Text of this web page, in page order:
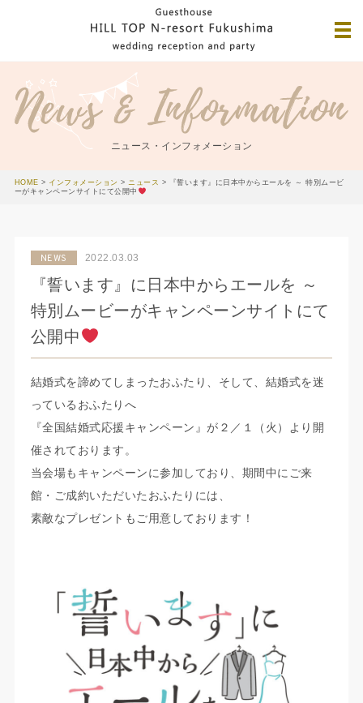
ニュース・インフォメーション
HOME > インフォメーション >ニュース >
『誓います』に日本中からエールを ～ 特別ムービ
ーがキャンペーンサイトにて公開中
NEWS 2022.03.03
『誓います』に日本中からエールを ～
特別ムービーがキャンペーンサイトにて
公開中
結婚式を諦めてしまったおふたり、そして、結婚式を迷
っているおふたりへ
『全国結婚式応援キャンペーン』が２／１（火）より開
催されております。
当会場もキャンペーンに参加しており、期間中にご来
館・ご成約いただいたおふたりには、
素敵なプレゼントもご用意しております！